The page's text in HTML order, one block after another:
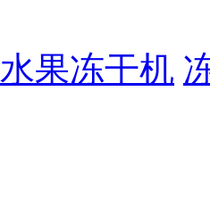
水果冻干机